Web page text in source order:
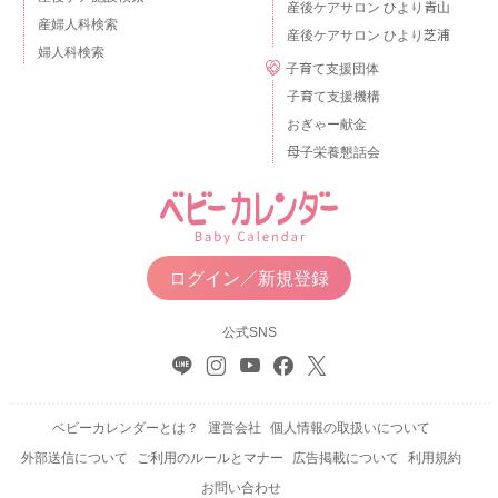
産婦人科検索
婦人科検索
産後ケアサロン ひより青山
産後ケアサロン ひより芝浦
子育て支援団体
子育て支援機構
おぎゃー献金
母子栄養懇話会
ログイン／新規登録
公式SNS
ベビーカレンダーとは？ 運営会社
個人情報の取扱いについて
外部送信について
ご利用のルールとマナー 広告掲載について
利用規約
お問い合わせ